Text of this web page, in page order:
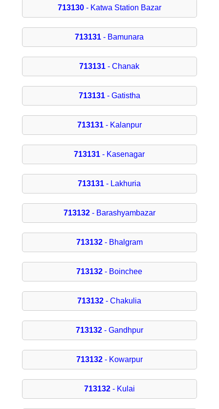
713130- Katwa Station Bazar
713131 - Bamunara
713131 - Chanak
713131- Gatistha
713131- Kalanpur
713131 - Kasenagar
713131 - Lakhuria
713132- Barashyambazar
713132- Bhalgram
713132 - Boinchee
713132 - Chakulia
713132- Gandhpur
713132- Kowarpur
713132- Kulai